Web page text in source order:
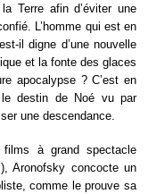
Terre afin d’éviter une
L’homme qui est en
il digne d’une nouvelle
et la fonte des glaces
apocalypse ? C’est en
le destin de Noé vu par
une descendance.
à grand spectacle
Aronofsky concocte un
comme le prouve sa